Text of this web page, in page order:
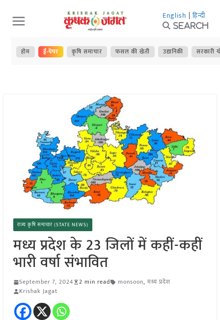
Skip
to
content
English | हिन्दी
Search
होम ई-पेपर कृषि समाचार फसल की खेती उद्यानिकी सरकारी
राज्य कृषि समाचार (STATE NEWS)
मध्य प्रदेश के 23 जिलों में कहीं-कहीं
भारी वर्षा संभावित
September 7, 2024 2 min read monsoon, मध्य प्रदेश
Krishak Jagat